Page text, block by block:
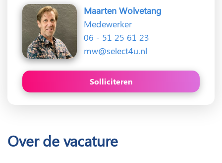
Maarten Wolvetang
Medewerker
06 - 51 25 61 23
mw@select4u.nl
Solliciteren
Over de vacature